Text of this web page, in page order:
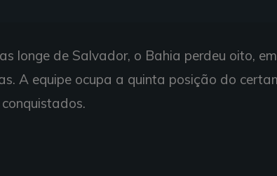
longe de Salvador, o Bahia perdeu oito,
A equipe ocupa a quinta posição do